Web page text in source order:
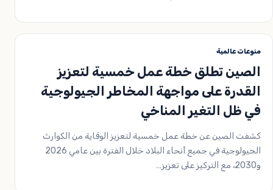
منوعات عالمية
الصين تطلق خطة عمل خمسية لتعزيز
القدرة على مواجهة المخاطر الجيولوجية
في ظل التغير المناخي
كشفت الصين عن خطة عمل خمسية لتعزيز الوقاية من الكوارث
الجيولوجية في جميع أنحاء البلاد خلال الفترة بين عامي 2026
و2030، مع التركيز على تعزيز…